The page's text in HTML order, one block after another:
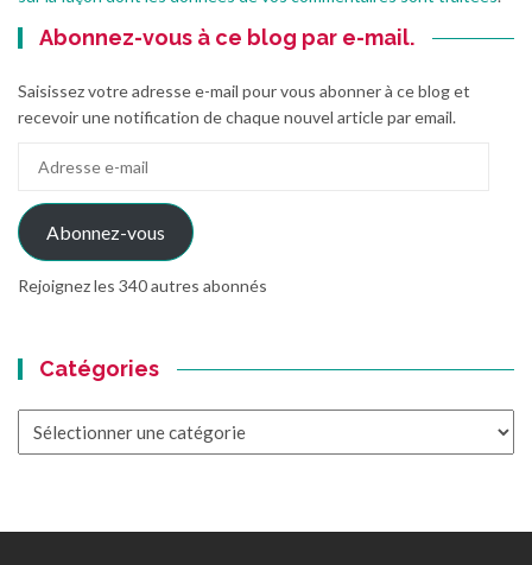
Abonnez-vous à ce blog par e-mail.
Saisissez votre adresse e-mail pour vous abonner à ce blog et
recevoir une notification de chaque nouvel article par email.
mail
Abonnez-vous
Rejoignez les 340 autres abonnés
Catégories